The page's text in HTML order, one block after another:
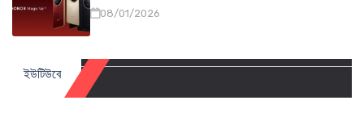
08/01/2026
ইউটিউবে